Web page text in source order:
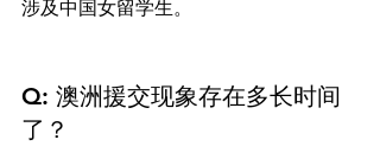
涉及中国女留学生。
Q: 澳洲援交现象存在多长时间
了？